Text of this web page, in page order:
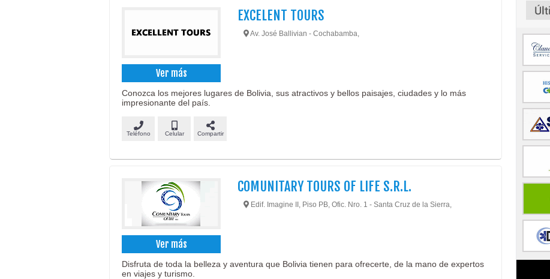
Ver más
EXCELENT TOURS
Av. José Ballivian - Cochabamba,
Conozca los mejores lugares de Bolivia, sus atractivos y bellos paisajes, ciudades y lo más
impresionante del país.
Teléfono Celular Compartir
Ver más
COMUNITARY TOURS OF LIFE S.R.L.
Edif. Imagine II, Piso PB, Ofic. Nro. 1 - Santa Cruz de la Sierra,
Disfruta de toda la belleza y aventura que Bolivia tienen para ofrecerte, de la mano de expertos
en viajes y turismo.